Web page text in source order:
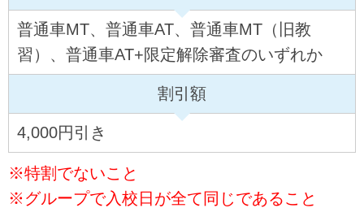
普通車MT、普通車AT、普通車MT（旧教
習）、普通車AT+限定解除審査のいずれか
割引額
4,000円引き
※特割でないこと
※グループで入校日が全て同じであること